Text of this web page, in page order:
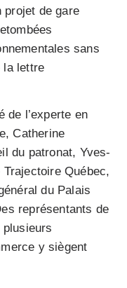
projet de gare
sans
la lettre
de l’experte en
Catherine
du patronat, Yves-
Québec,
du Palais
représentants de
plusieurs
y siègent